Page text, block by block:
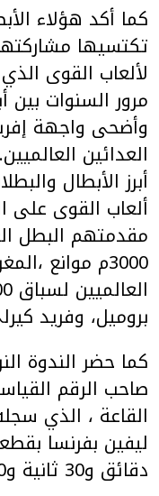
كما أكد هؤلاء
تكتسيها
لألعاب القوى
مرور السنوات بين
وأضحى واجهة
العدائين
أبرز الأبطال
ألعاب القوى
مقدمتهم البطل
3000م موانع
بروميل، وفريد
كما حضر الندوة
القاعة ، الذي
دقائق و30 ثانية و60 جزء من المائة .